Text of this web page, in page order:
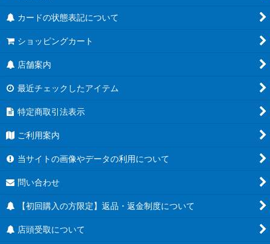
カードの状態表記について
ショッピングカート
店舗案内
最近チェックしたアイテム
特定商取引法表示
ご利用案内
当サイトの画像やデータの利用について
問い合わせ
【初回購入の方限定】返品・返金制度について
店頭受取について